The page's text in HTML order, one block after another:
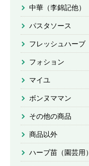
中華（李錦記他）
パスタソース
フレッシュハーブ
フォション
マイユ
ボンヌママン
その他の商品
商品以外
ハーブ苗（園芸用）